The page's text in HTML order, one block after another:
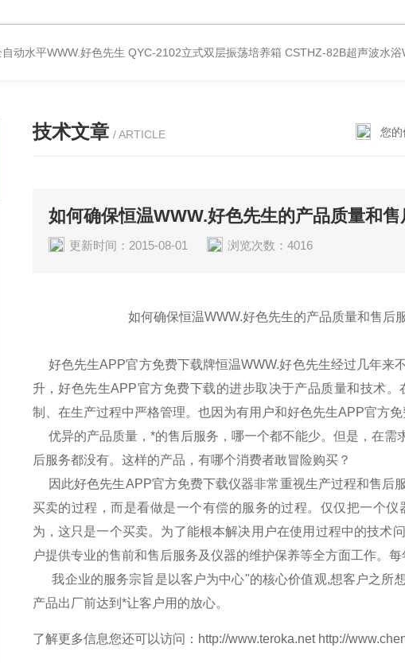
动水平WWW.好色先生 QYC-2102立式双层振荡培养箱 CSTHZ-82B超声波水浴WWW.好
技术文章 / ARTICLE 您的
如何确保恒温WWW.好色先生的产品质量和售
更新时间：2015-08-01 浏览次数：4016
如何确保恒温WWW.好色先生的产品质量和售后
好色先生APP官方免费下载牌恒温WWW.好色先生经过几年来
升，好色先生APP官方免费下载的进步取决于产品质量和技术
制、在生产过程中严格管理。也因为有用户和好色先生APP官方
优异的产品质量，*的售后服务，哪一个都不能少。但是，在需
后服务都没有。这样的产品，有哪个消费者敢冒险购买？
因此好色先生APP官方免费下载仪器非常重视生产过程和售后
买卖的过程，而是看做是一个有偿的服务的过程。仅仅把一个
为，这只是一个买卖。为了能根本解决用户在使用过程中的技术
户提供专业的售前和售后服务及仪器的维护保养等全方面工作。
我企业的服务宗旨是以客户为中心"的核心价值观,想客户之所
产品出厂前达到*让客户用的放心。
了解更多信息您还可以访问： http://www.teroka.net http://